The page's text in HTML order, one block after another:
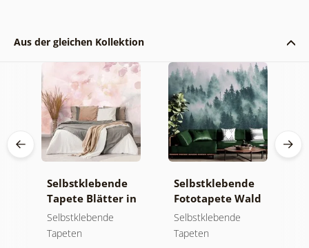
Aus der gleichen Kollektion
Selbstklebende
Tapete Blätter in
Pastelltönen
Selbstklebende
Tapeten
Selbstklebende
Fototapete Wald
im Nebel
Selbstklebende
Tapeten